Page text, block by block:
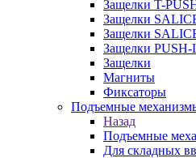
Защелки T-
Защелки
Защелки
Защелки
Защелки
Магниты
Фиксаторы
Подъемные
Назад
Подъемные
Для складных